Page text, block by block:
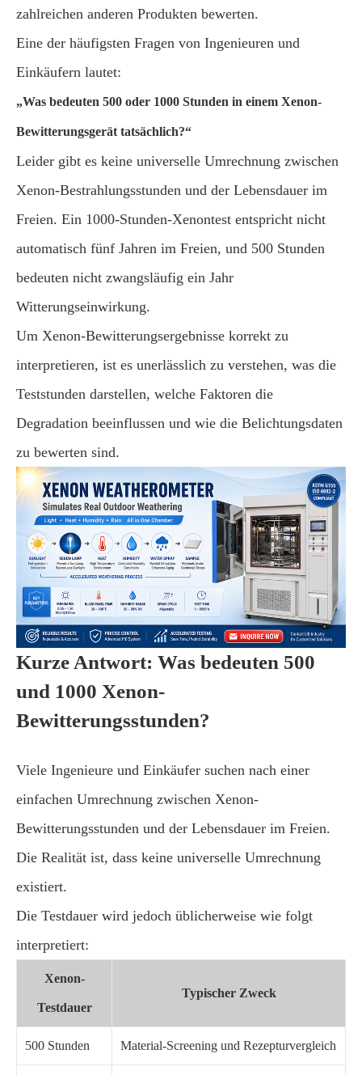
zahlreichen anderen Produkten bewerten.
Eine der häufigsten Fragen von Ingenieuren und
Einkäufern lautet:
„Was bedeuten 500 oder 1000 Stunden in einem Xenon-
Bewitterungsgerät tatsächlich?“
Leider gibt es keine universelle Umrechnung zwischen
Xenon-Bestrahlungsstunden und der Lebensdauer im
Freien. Ein 1000-Stunden-Xenontest entspricht nicht
automatisch fünf Jahren im Freien, und 500 Stunden
bedeuten nicht zwangsläufig ein Jahr
Witterungseinwirkung.
Um Xenon-Bewitterungsergebnisse korrekt zu
interpretieren, ist es unerlässlich zu verstehen, was die
Teststunden darstellen, welche Faktoren die
Degradation beeinflussen und wie die Belichtungsdaten
zu bewerten sind.
Kurze Antwort: Was bedeuten 500
und 1000 Xenon-
Bewitterungsstunden?
Viele Ingenieure und Einkäufer suchen nach einer
einfachen Umrechnung zwischen Xenon-
Bewitterungsstunden und der Lebensdauer im Freien.
Die Realität ist, dass keine universelle Umrechnung
existiert.
Die Testdauer wird jedoch üblicherweise wie folgt
interpretiert:
Xenon-
Testdauer
Typischer Zweck
500 Stunden Material-Screening und Rezepturvergleich